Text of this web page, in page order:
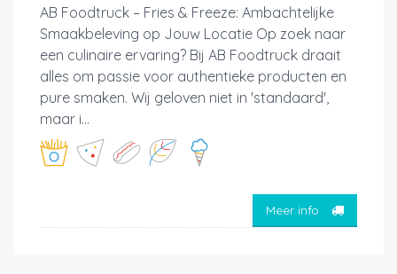
AB Foodtruck – Fries & Freeze: Ambachtelijke
Smaakbeleving op Jouw Locatie Op zoek naar
een culinaire ervaring? Bij AB Foodtruck draait
alles om passie voor authentieke producten en
pure smaken. Wij geloven niet in 'standaard',
maar i...
Meer info